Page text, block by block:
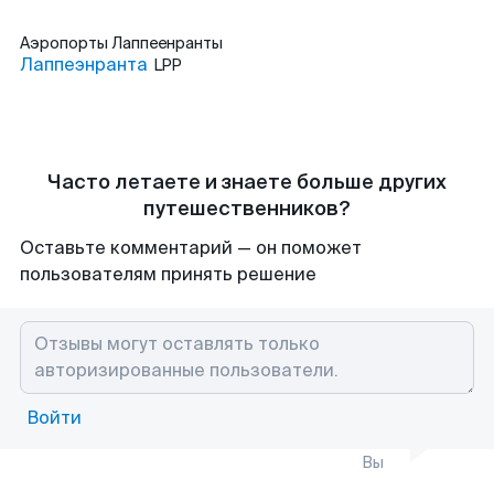
Аэропорты Лаппеенранты
Лаппеэнранта LPP
Часто летаете и знаете больше других
путешественников?
Оставьте комментарий — он поможет
пользователям принять решение
Войти
Вы